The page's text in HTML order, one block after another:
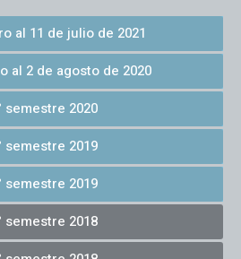
al 11 de julio de 2021
al 2 de agosto de 2020
semestre 2020
semestre 2019
semestre 2019
semestre 2018